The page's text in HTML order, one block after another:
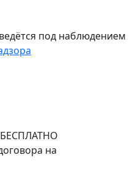
под наблюдением
БЕСПЛАТНО
на